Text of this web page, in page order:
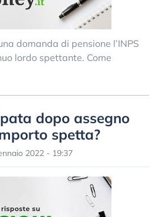
domanda di pensione l’INPS
lordo spettante. Come
dopo assegno
spetta?
2022 - 19:37